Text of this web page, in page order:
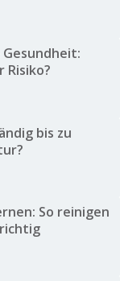
Gesundheit:
Risiko?
bis zu
So reinigen